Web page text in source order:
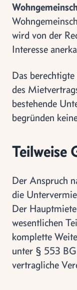
wird von der
Interesse
Das
des
bestehende
begründen
Teilweise
Der Anspruch
die
Der
wesentlichen
komplette
unter § 553
vertragliche